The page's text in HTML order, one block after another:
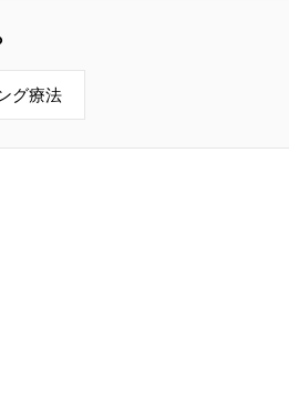
グ療法